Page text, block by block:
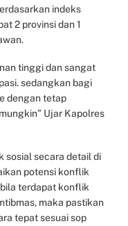
indeks
2 provinsi dan 1
tinggi dan sangat
sedangkan bagi
dengan tetap
Ujar Kapolres
sosial secara detail di
potensi konflik
terdapat konflik
maka pastikan
tepat sesuai sop